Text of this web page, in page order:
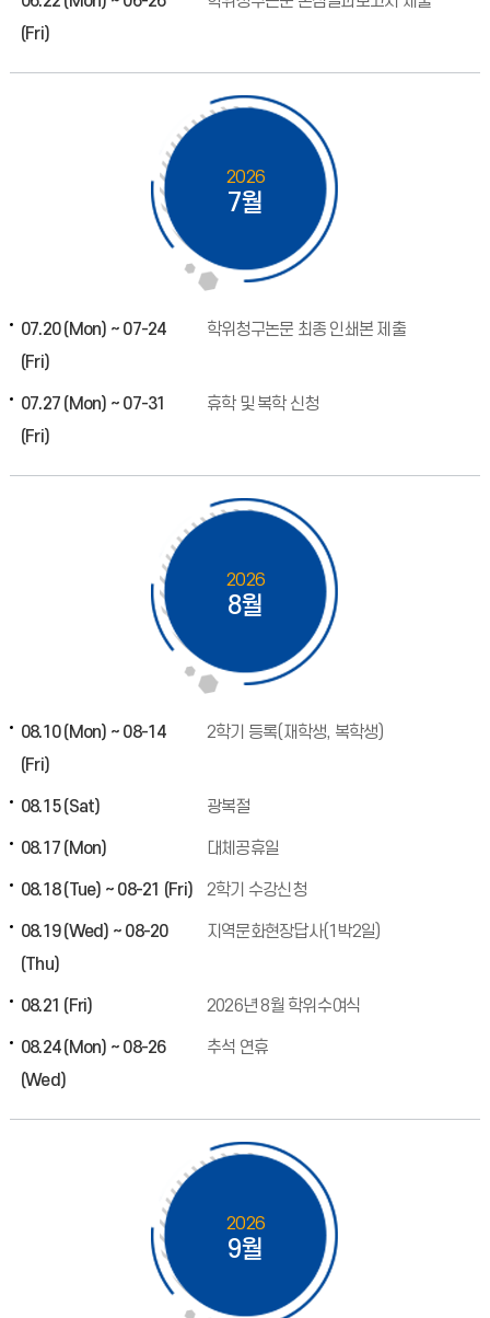
(Fri)
2026
7월
07.20 (Mon) ~ 07-24
(Fri)
학위청구논문 최종 인쇄본 제출
07.27 (Mon) ~ 07-31
(Fri)
휴학 및 복학 신청
2026
8월
08.10 (Mon) ~ 08-14
(Fri)
2학기 등록(재학생, 복학생)
08.15 (Sat) 광복절
08.17 (Mon) 대체공휴일
08.18 (Tue) ~ 08-21 (Fri) 2학기 수강신청
08.19 (Wed) ~ 08-20
(Thu)
지역문화현장답사(1박2일)
08.21 (Fri) 2026년 8월 학위수여식
08.24 (Mon) ~ 08-26
(Wed)
추석 연휴
2026
9월